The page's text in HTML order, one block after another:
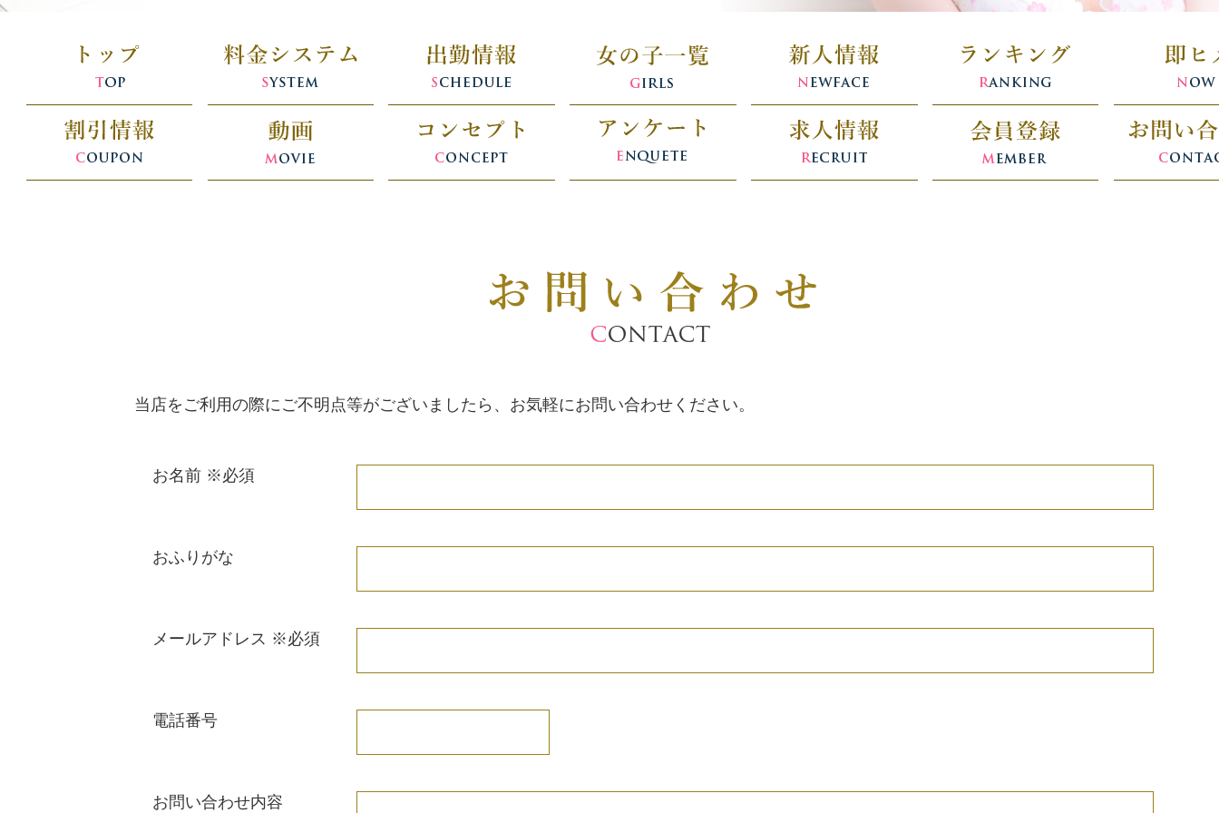
当店をご利用の際にご不明点等がございましたら、お気軽にお問い合わせください。
お名前 ※必須
おふりがな
メールアドレス ※必須
電話番号
お問い合わせ内容